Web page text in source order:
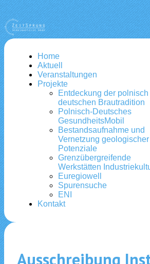
Home
Aktuell
Veranstaltungen
Projekte
Entdeckung der polnisch
deutschen Brautradition
Polnisch-Deutsches
GesundheitsMobil
Bestandsaufnahme und
Vernetzung geologischer
Potenziale
Grenzübergreifende
Werkstätten
Euregiowell
Spurensuche
ENI
Kontakt
Ausschreibung